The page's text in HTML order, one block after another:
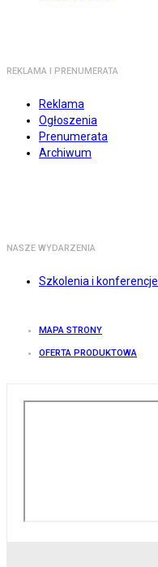
REKLAMA I PRENUMERATA
Reklama
Ogłoszenia
Prenumerata
Archiwum
NASZE WYDARZENIA
Szkolenia i konferencje
MAPA STRONY
OFERTA PRODUKTOWA